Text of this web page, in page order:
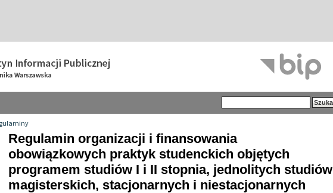
Regulamin organizacji i finansowania
obowiązkowych praktyk studenckich objętych
programem studiów I i II stopnia, jednolitych studiów
magisterskich, stacjonarnych i niestacjonarnych